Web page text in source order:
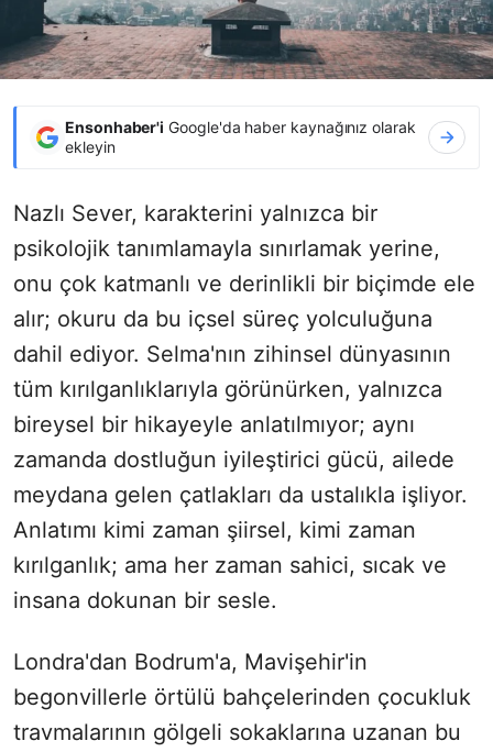
Ensonhaber'i Google'da haber kaynağınız olarak
ekleyin
Nazlı Sever, karakterini yalnızca bir
psikolojik tanımlamayla sınırlamak yerine,
onu çok katmanlı ve derinlikli bir biçimde ele
alır; okuru da bu içsel süreç yolculuğuna
dahil ediyor. Selma'nın zihinsel dünyasının
tüm kırılganlıklarıyla görünürken, yalnızca
bireysel bir hikayeyle anlatılmıyor; aynı
zamanda dostluğun iyileştirici gücü, ailede
meydana gelen çatlakları da ustalıkla işliyor.
Anlatımı kimi zaman şiirsel, kimi zaman
kırılganlık; ama her zaman sahici, sıcak ve
insana dokunan bir sesle.
Londra'dan Bodrum'a, Mavişehir'in
begonvillerle örtülü bahçelerinden çocukluk
travmalarının gölgeli sokaklarına uzanan bu